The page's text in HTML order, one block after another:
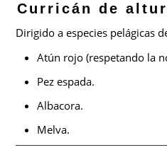
Curricán de
Dirigido a especies pelágicas
Atún rojo (respetando la
Pez espada.
Albacora.
Melva.